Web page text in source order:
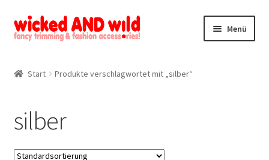
Zur
Navigation
Zum
Inhalt
Menü
Mein Konto
Kontakt
Start Produkte verschlagwortet mit „silber“
silber